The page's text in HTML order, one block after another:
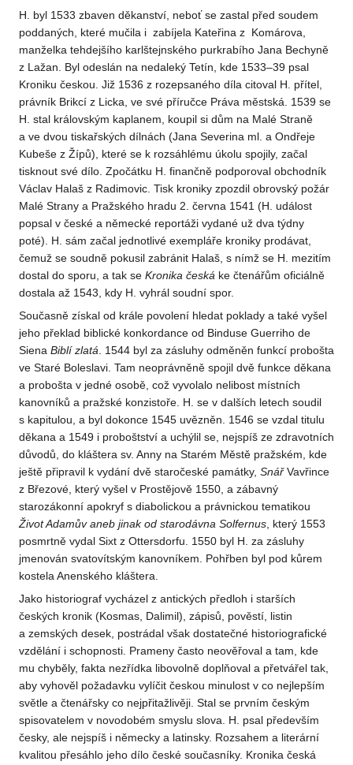
H. byl 1533 zbaven děkanství, neboť se zastal před soudem
poddaných, které mučila i zabíjela Kateřina z Komárova,
manželka tehdejšího karlštejnského purkrabího Jana Bechyně
z Lažan. Byl odeslán na nedaleký Tetín, kde 1533–39 psal
Kroniku českou. Již 1536 z rozepsaného díla citoval H. přítel,
právník Brikcí z Licka, ve své příručce Práva městská. 1539 se
H. stal královským kaplanem, koupil si dům na Malé Straně
a ve dvou tiskařských dílnách (Jana Severina ml. a Ondřeje
Kubeše z Žípů), které se k rozsáhlému úkolu spojily, začal
tisknout své dílo. Zpočátku H. finančně podporoval obchodník
Václav Halaš z Radimovic. Tisk kroniky zpozdil obrovský požár
Malé Strany a Pražského hradu 2. června 1541 (H. událost
popsal v české a německé reportáži vydané už dva týdny
poté). H. sám začal jednotlivé exempláře kroniky prodávat,
čemuž se soudně pokusil zabránit Halaš, s nímž se H. mezitím
dostal do sporu, a tak se Kronika česká ke čtenářům oficiálně
dostala až 1543, kdy H. vyhrál soudní spor.
Současně získal od krále povolení hledat poklady a také vyšel
jeho překlad biblické konkordance od Binduse Guerriho de
Siena Biblí zlatá . 1544 byl za zásluhy odměněn funkcí probošta
ve Staré Boleslavi. Tam neoprávněně spojil dvě funkce děkana
a probošta v jedné osobě, což vyvolalo nelibost místních
kanovníků a pražské konzistoře. H. se v dalších letech soudil
s kapitulou, a byl dokonce 1545 uvězněn. 1546 se vzdal titulu
děkana a 1549 i proboštství a uchýlil se, nejspíš ze zdravotních
důvodů, do kláštera sv. Anny na Starém Městě pražském, kde
ještě připravil k vydání dvě staročeské památky, SnářVavřince
z Březové, který vyšel v Prostějově 1550, a zábavný
starozákonní apokryf s diabolickou a právnickou tematikou
Život Adamův aneb jinak od starodávna Solfernus , který 1553
posmrtně vydal Sixt z Ottersdorfu. 1550 byl H. za zásluhy
jmenován svatovítským kanovníkem. Pohřben byl pod kůrem
kostela Anenského kláštera.
Jako historiograf vycházel z antických předloh i starších
českých kronik (Kosmas, Dalimil), zápisů, pověstí, listin
a zemských desek, postrádal však dostatečné historiografické
vzdělání i schopnosti. Prameny často neověřoval a tam, kde
mu chyběly, fakta nezřídka libovolně doplňoval a přetvářel tak,
aby vyhověl požadavku vylíčit českou minulost v co nejlepším
světle a čtenářsky co nejpřitažlivěji. Stal se prvním českým
spisovatelem v novodobém smyslu slova. H. psal především
česky, ale nejspíš i německy a latinsky. Rozsahem a literární
kvalitou přesáhlo jeho dílo české současníky. Kronika česká